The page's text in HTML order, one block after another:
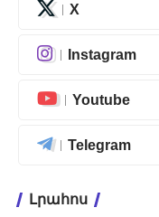
X
Instagram
Youtube
Telegram
Լրահոս